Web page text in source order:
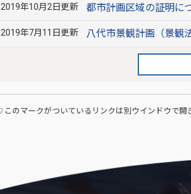
2019年10月2日更新 都市計画区域の証明に
2019年7月11日更新 八代市景観計画（景観
このマークがついているリンクは別ウインドウで開